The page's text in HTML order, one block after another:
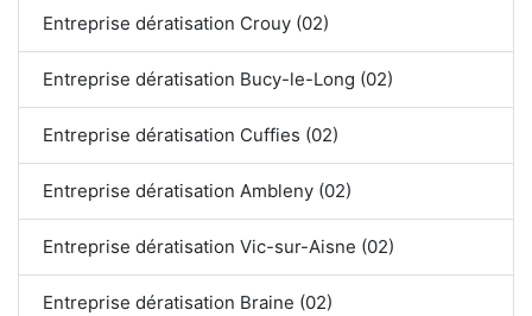
Entreprise dératisation Crouy (02)
Entreprise dératisation Bucy-le-Long (02)
Entreprise dératisation Cuffies (02)
Entreprise dératisation Ambleny (02)
Entreprise dératisation Vic-sur-Aisne (02)
Entreprise dératisation Braine (02)